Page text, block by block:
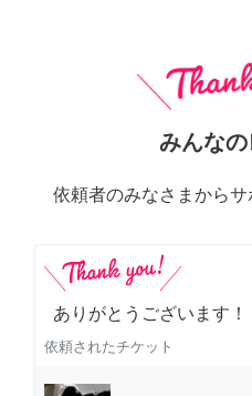
みんな
依頼者のみなさまから
ありがとうございます！
依頼されたチケット